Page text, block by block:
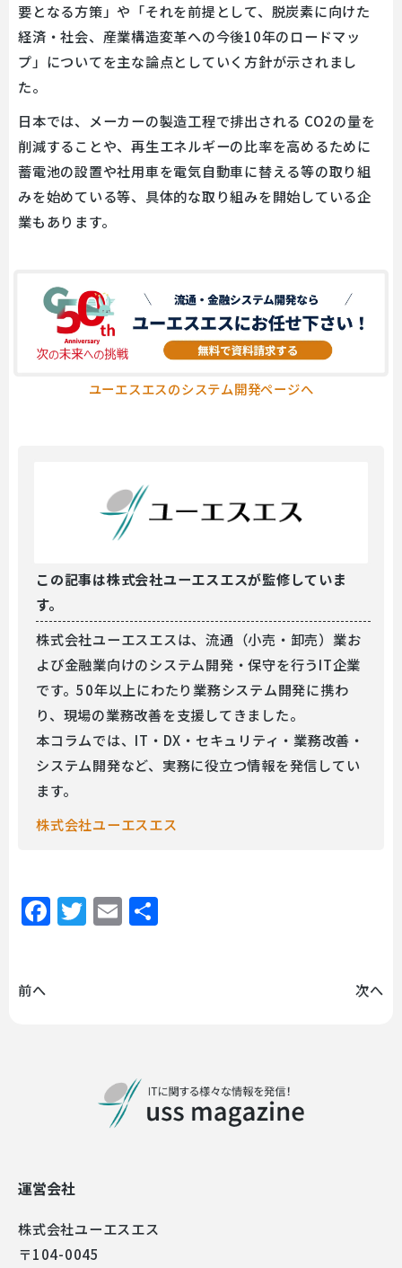
要となる方策」や「それを前提として、脱炭素に向けた
経済・社会、産業構造変革への今後10年のロードマッ
プ」についてを主な論点としていく方針が示されまし
た。
日本では、メーカーの製造工程で排出される CO2の量を
削減することや、再生エネルギーの比率を高めるために
蓄電池の設置や社用車を電気自動車に替える等の取り組
みを始めている等、具体的な取り組みを開始している企
業もあります。
ユーエスエスのシステム開発ページへ
この記事は株式会社ユーエスエスが監修していま
す。
株式会社ユーエスエスは、流通（小売・卸売）業お
よび金融業向けのシステム開発・保守を行うIT企業
です。50年以上にわたり業務システム開発に携わ
り、現場の業務改善を支援してきました。
本コラムでは、IT・DX・セキュリティ・業務改善・
システム開発など、実務に役立つ情報を発信してい
ます。
株式会社ユーエスエス
Facebook
Twitter
Email
前へ 次へ
運営会社
株式会社ユーエスエス
〒104-0045